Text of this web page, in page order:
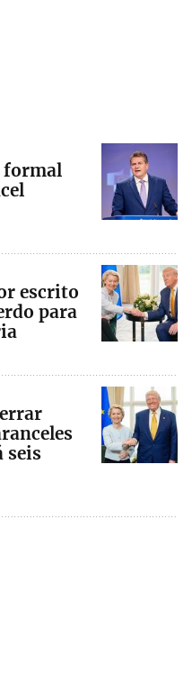
formal
escrito
para
seis